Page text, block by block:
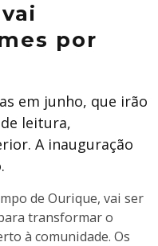
por
em junho, que irão
leitura,
A inauguração
de Ourique, vai ser
transformar o
à comunidade. Os